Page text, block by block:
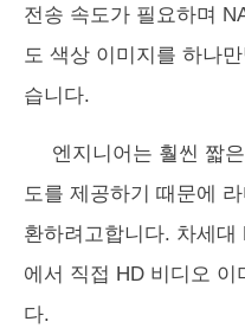
전송 속도가 필요하며
도 색상 이미지를 하나
습니다.
엔지니어는 훨씬 짧
도를 제공하기 때문에
환하려고합니다. 차세대
에서 직접 HD 비디오 이
다.